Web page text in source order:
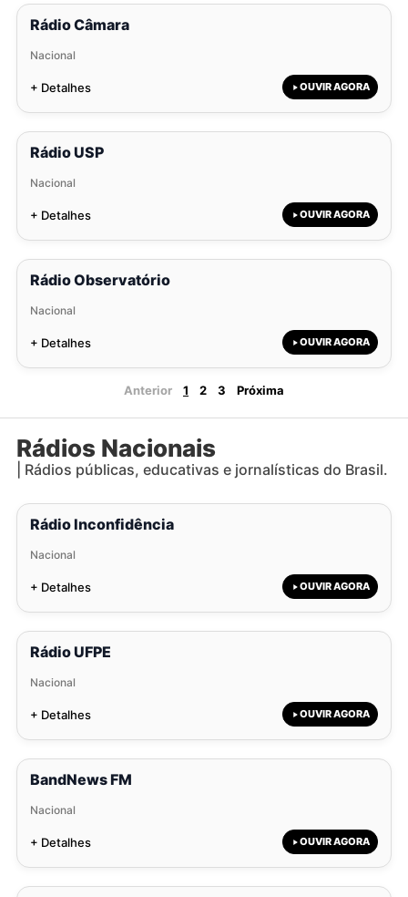
Rádio Câmara
Nacional
+ Detalhes OUVIR AGORA
Rádio USP
Nacional
+ Detalhes OUVIR AGORA
Rádio Observatório
Nacional
+ Detalhes OUVIR AGORA
Anterior 1 2 3 Próxima
Rádios Nacionais
| Rádios públicas, educativas e jornalísticas do Brasil.
Rádio Inconfidência
Nacional
+ Detalhes OUVIR AGORA
Rádio UFPE
Nacional
+ Detalhes OUVIR AGORA
BandNews FM
Nacional
+ Detalhes OUVIR AGORA